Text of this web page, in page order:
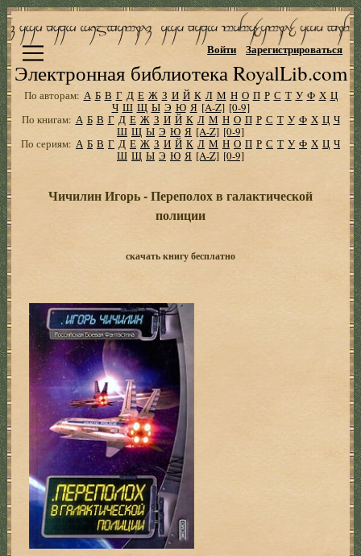
Электронная библиотека RoyalLib.com
Войти Зарегистрироваться
По авторам: А Б В Г Д Е Ж З И Й К Л М Н О П Р С Т У Ф Х Ц
Ч Ш Щ Ы Э Ю Я [A-Z] [0-9]
По книгам: А Б В Г Д Е Ж З И Й К Л М Н О П Р С Т У Ф Х Ц Ч
Ш Щ Ы Э Ю Я [A-Z] [0-9]
По сериям: А Б В Г Д Е Ж З И Й К Л М Н О П Р С Т У Ф Х Ц Ч
Ш Щ Ы Э Ю Я [A-Z] [0-9]
Чичилин Игорь - Переполох в галактической
полиции
скачать книгу бесплатно